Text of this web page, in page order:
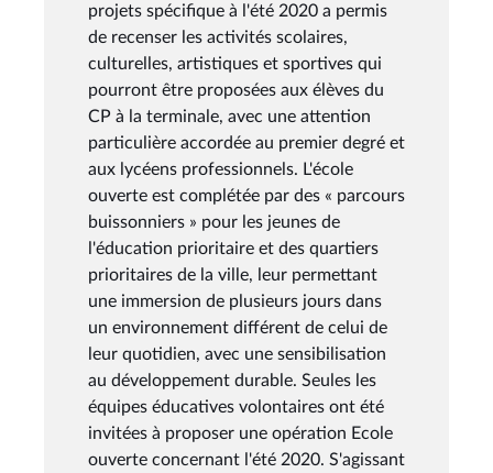
projets spécifique à l'été 2020 a permis
de recenser les activités scolaires,
culturelles, artistiques et sportives qui
pourront être proposées aux élèves du
CP à la terminale, avec une attention
particulière accordée au premier degré et
aux lycéens professionnels. L'école
ouverte est complétée par des « parcours
buissonniers » pour les jeunes de
l'éducation prioritaire et des quartiers
prioritaires de la ville, leur permettant
une immersion de plusieurs jours dans
un environnement différent de celui de
leur quotidien, avec une sensibilisation
au développement durable. Seules les
équipes éducatives volontaires ont été
invitées à proposer une opération Ecole
ouverte concernant l'été 2020. S'agissant